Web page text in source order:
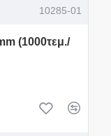
10285-01
(1000τεμ./